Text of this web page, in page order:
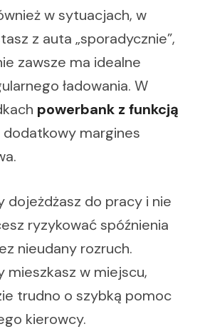
w sytuacjach, w
z auta „sporadycznie”,
zawsze ma idealne
ładowania. W
powerbank z funkcją
dodatkowy margines
dojeżdżasz do pracy i nie
ryzykować spóźnienia
nieudany rozruch.
mieszkasz w miejscu,
trudno o szybką pomoc
kierowcy.